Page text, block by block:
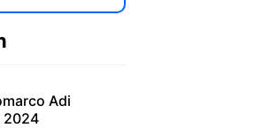
Adi
2024